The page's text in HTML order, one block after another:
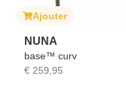
Ajouter
NUNA
base™ curv
€ 259,95